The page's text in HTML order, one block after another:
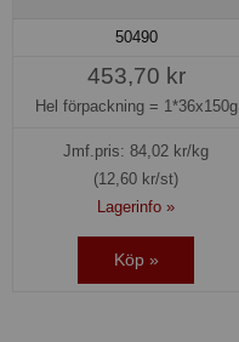
50490
453,70 kr
Hel förpackning = 1*36x150g
Jmf.pris: 84,02 kr/kg
(12,60 kr/st)
Lagerinfo »
Köp »